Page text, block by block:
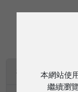
機型編號本網站使
繼續瀏